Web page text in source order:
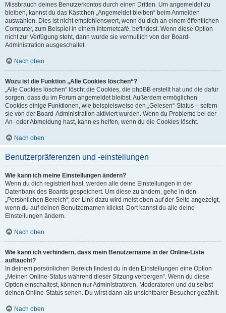
Missbrauch deines Benutzerkontos durch einen Dritten. Um angemeldet zu
bleiben, kannst du das Kästchen „Angemeldet bleiben“ beim Anmelden
auswählen. Dies ist nicht empfehlenswert, wenn du dich an einem öffentlichen
Computer, zum Beispiel in einem Internetcafé, befindest. Wenn diese Option
nicht zur Verfügung steht, dann wurde sie vermutlich von der Board-
Administration ausgeschaltet.
Nach oben
Wozu ist die Funktion „Alle Cookies löschen“?
„Alle Cookies löschen“ löscht die Cookies, die phpBB erstellt hat und die dafür
sorgen, dass du im Forum angemeldet bleibst. Außerdem ermöglichen
Cookies einige Funktionen, wie beispielsweise den „Gelesen“-Status – sofern
sie von der Board-Administration aktiviert wurden. Wenn du Probleme bei der
An- oder Abmeldung hast, kann es helfen, wenn du die Cookies löscht.
Nach oben
Benutzerpräferenzen und -einstellungen
Wie kann ich meine Einstellungen ändern?
Wenn du dich registriert hast, werden alle deine Einstellungen in der
Datenbank des Boards gespeichert. Um diese zu ändern, gehe in den
„Persönlichen Bereich“; der Link dazu wird meist oben auf der Seite angezeigt,
wenn du auf deinen Benutzernamen klickst. Dort kannst du alle deine
Einstellungen ändern.
Nach oben
Wie kann ich verhindern, dass mein Benutzername in der Online-Liste
auftaucht?
In deinem persönlichen Bereich findest du in den Einstellungen eine Option
„Meinen Online-Status während dieser Sitzung verbergen“. Wenn du diese
Option einschaltest, können nur Administratoren, Moderatoren und du selbst
deinen Online-Status sehen. Du wirst dann als unsichtbarer Besucher gezählt.
Nach oben